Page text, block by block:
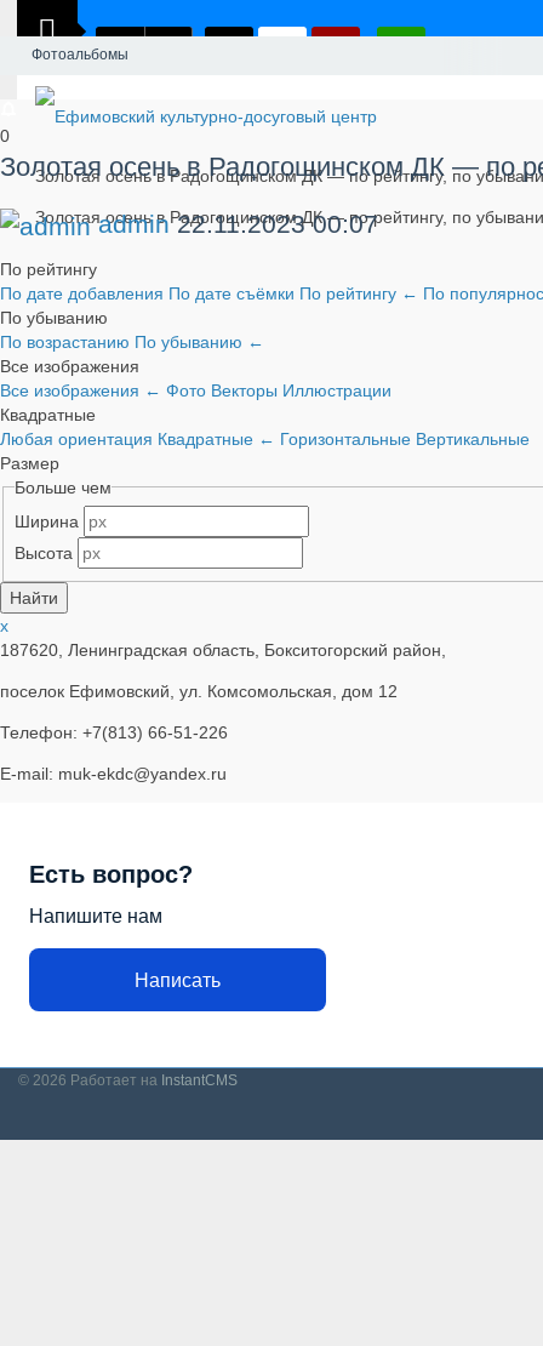
​Золотая осень в Радогощинском ДК — по рейтингу, по
​Золотая осень в Радогощинском ДК — по рейтингу, по
Фотоальбомы
0
​Золотая осень в Радогощинском ДК — по
admin 22.11.2023 00:07
По рейтингу
По дате добавления По дате съёмки По рейтингу ← По
По убыванию
По возрастанию По убыванию ←
Все изображения
Все изображения ← Фото Векторы Иллюстрации
Квадратные
Любая ориентация Квадратные ← Горизонтальные Вертикальные
Размер
Больше чем
Ширина
Высота
x
187620, Ленинградская область, Бокситогорский район,
поселок Ефимовский, ул. Комсомольская, дом 12
Телефон: +7(813) 66-51-226
E-mail: muk-ekdc@yandex.ru
Есть вопрос?
Напишите нам
Написать
© 2026 Работает на InstantCMS